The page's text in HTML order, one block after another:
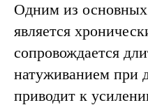
Одним из
является
сопровождается
натуживанием при
приводит к